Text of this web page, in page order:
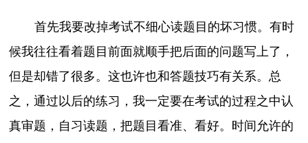
首先我要改掉考试不细心读题目的坏习惯。有时
候我往往看着题目前面就顺手把后面的问题写上了，
但是却错了很多。这也许也和答题技巧有关系。总
之，通过以后的练习，我一定要在考试的过程之中认
真审题，自习读题，把题目看准、看好。时间允许的